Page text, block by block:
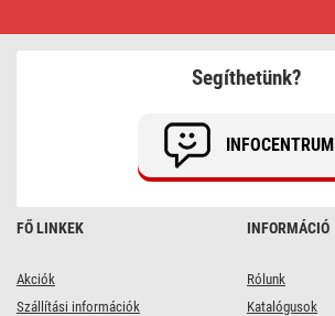
FŐ LINKEK
Akciók
Szállítási információk
INFORMÁCIÓ
Rólunk
Katalógusok
Segíthetünk?
INFOCENTRUM